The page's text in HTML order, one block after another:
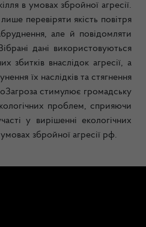
в умовах збройної агресії.
перевіряти якість повітря
але й повідомляти
дані використовуються
збитків внаслідок агресії, а
їх наслідків та стягнення
стимулює громадську
проблем, сприяючи
у вирішенні екологічних
збройної агресії рф.